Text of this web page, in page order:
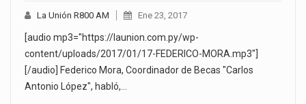
La Unión R800 AM Ene 23, 2017
[audio mp3="https://launion.com.py/wp-
content/uploads/2017/01/17-FEDERICO-MORA.mp3"]
[/audio] Federico Mora, Coordinador de Becas "Carlos
Antonio López", habló,…